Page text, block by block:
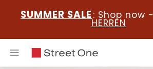
SUMMER SALE : Shop now -
HERREN